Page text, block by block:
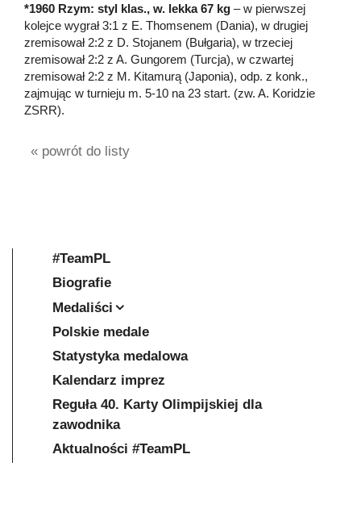
*1960 Rzym: styl klas., w. lekka 67 kg – w pierwszej
kolejce wygrał 3:1 z E. Thomsenem (Dania), w drugiej
zremisował 2:2 z D. Stojanem (Bułgaria), w trzeciej
zremisował 2:2 z A. Gungorem (Turcja), w czwartej
zremisował 2:2 z M. Kitamurą (Japonia), odp. z konk.,
zajmując w turnieju m. 5-10 na 23 start. (zw. A. Koridzie
ZSRR).
« powrót do listy
#TeamPL
Biografie
Medaliści
Polskie medale
Statystyka medalowa
Kalendarz imprez
Reguła 40. Karty Olimpijskiej dla
zawodnika
Aktualności #TeamPL